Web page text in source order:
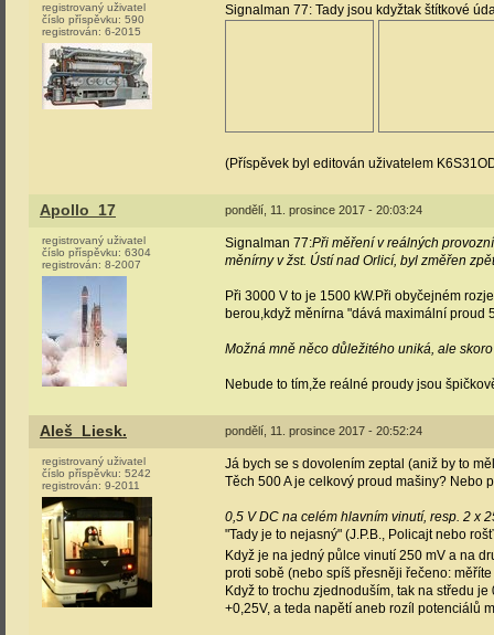
registrovaný uživatel
číslo příspěvku: 590
registrován: 6-2015
Signalman 77: Tady jsou kdyžtak štítkové
(Příspěvek byl editován uživatelem
Apollo_17 pondělí, 11. prosince 2017 - 20:03:24
registrovaný uživatel
číslo příspěvku: 6304
registrován: 8-2007
Signalman 77:Při měření v reálných
měnírny v žst. Ústí nad Orlicí, byl změřen
Při 3000 V to je 1500 kW.Při obyčejném
berou,když měnírna "dává maximální proud
Možná mně něco důležitého uniká, ale
Nebude to tím,že reálné proudy jsou
Aleš_Liesk. pondělí, 11. prosince 2017 - 20:52:24
registrovaný uživatel
číslo příspěvku: 5242
registrován: 9-2011
Já bych se s dovolením zeptal (aniž by to
Těch 500 A je celkový proud mašiny? Nebo
0,5 V DC na celém hlavním vinutí, resp. 2 x
"Tady je to nejasný" (J.P.B., Policajt nebo
Když je na jedný půlce vinutí 250 mV a na
proti sobě (nebo spíš přesněji řečeno:
Když to trochu zjednoduším, tak na středu
+0,25V, a teda napětí aneb rozíl potenciálů